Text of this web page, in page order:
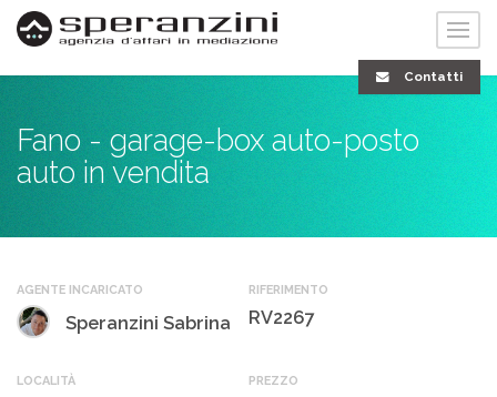
Contatti
Fano - garage-box auto-posto
auto in vendita
AGENTE INCARICATO
Speranzini Sabrina
RIFERIMENTO
RV2267
LOCALITÀ PREZZO